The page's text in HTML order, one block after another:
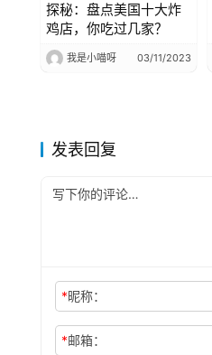
探秘：盘点美国十大炸
鸡店，你吃过几家？
我是小喵呀 03/11/2023
发表回复
*昵称：
*邮箱：